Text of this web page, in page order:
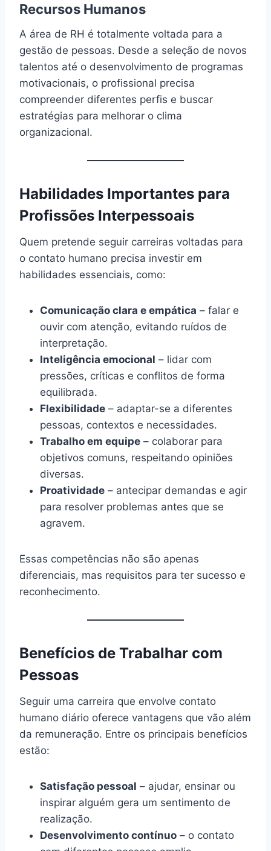
Recursos Humanos
A área de RH é totalmente voltada para a
gestão de pessoas. Desde a seleção de novos
talentos até o desenvolvimento de programas
motivacionais, o profissional precisa
compreender diferentes perfis e buscar
estratégias para melhorar o clima
organizacional.
Habilidades Importantes para
Profissões Interpessoais
Quem pretende seguir carreiras voltadas para
o contato humano precisa investir em
habilidades essenciais, como:
Comunicação clara e empática – falar e
ouvir com atenção, evitando ruídos de
interpretação.
Inteligência emocional – lidar com
pressões, críticas e conflitos de forma
equilibrada.
Flexibilidade – adaptar-se a diferentes
pessoas, contextos e necessidades.
Trabalho em equipe – colaborar para
objetivos comuns, respeitando opiniões
diversas.
Proatividade – antecipar demandas e agir
para resolver problemas antes que se
agravem.
Essas competências não são apenas
diferenciais, mas requisitos para ter sucesso e
reconhecimento.
Benefícios de Trabalhar com
Pessoas
Seguir uma carreira que envolve contato
humano diário oferece vantagens que vão além
da remuneração. Entre os principais benefícios
estão:
Satisfação pessoal – ajudar, ensinar ou
inspirar alguém gera um sentimento de
realização.
Desenvolvimento contínuo – o contato